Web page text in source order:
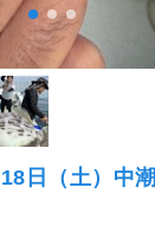
日（土）中潮